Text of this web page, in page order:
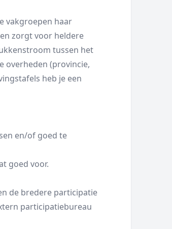
vakgroepen haar
zorgt voor heldere
tussen het
overheden (provincie,
heb je een
en/of goed te
goed voor.
de bredere participatie
participatiebureau